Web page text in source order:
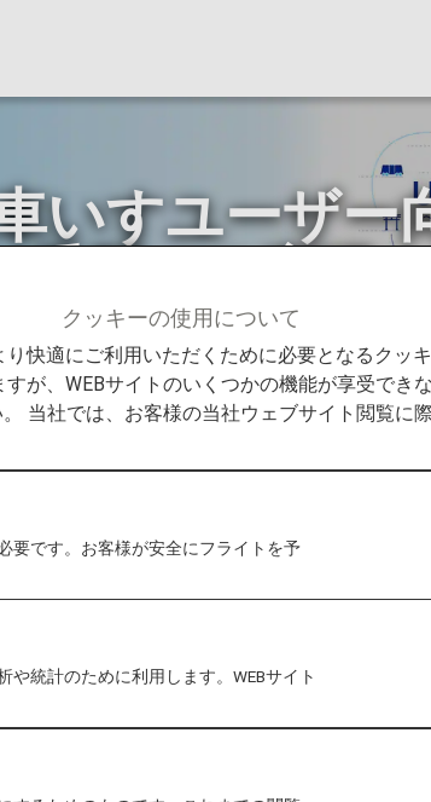
いすユーザー
配」の実現に
Universal MaaS～車いすユーザー向け移動支
、何らかの理由により移動にためらいの
クッキーの使用について
快適にご利用いただくために必要となるクッ
が、WEBサイトのいくつかの機能が享受でき
当社では、お客様の当社ウェブサイト閲覧に
要です。お客様が安全にフライトを予
や統計のために利用します。WEBサイト